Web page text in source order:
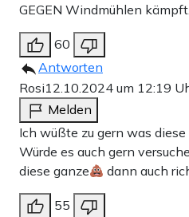
GEGEN Windmühlen
60
Antworten
Rosi12.10.2024 um 12:19
Melden
Ich wüßte zu gern was
Würde es auch gern
diese ganze
dann auch
55